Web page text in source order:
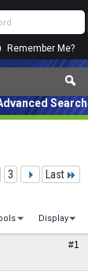
Remember Me?
Search
3 Last
Display
#1